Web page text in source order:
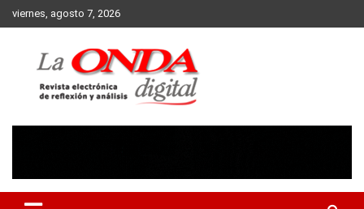
Skip
to
viernes, agosto 7, 2026